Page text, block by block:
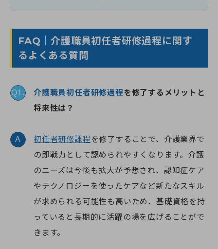
FAQ｜介護職員初任者研修過程に関す
るよくある質問
Q1. 介護職員初任者研修過程を修了するメリットと
将来性は？
A 初任者研修課程 を修了することで、介護業界で
の即戦力として認められやすくなります。介護
のニーズは今後も拡大が予想され、認知症ケア
やテクノロジーを使ったケアなど新たなスキル
が求められる可能性も高いため、基礎資格を持
っていると長期的に活躍の場を広げることがで
きます。